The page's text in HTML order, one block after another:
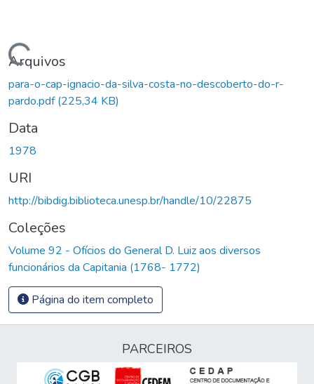
Carregando...
Arquivos
para-o-cap-ignacio-da-silva-costa-no-descoberto-do-r-
pardo.pdf(225,34 KB)
Data
1978
URI
http://bibdig.biblioteca.unesp.br/handle/10/22875
Coleções
Volume 92 - Ofícios do General D. Luiz aos diversos
funcionários da Capitania (1768- 1772)
Página do item completo
PARCEIROS